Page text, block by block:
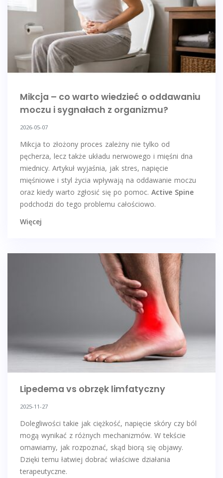
Mikcja – co warto wiedzieć o oddawaniu
moczu i sygnałach z organizmu?
2026-05-07
Mikcja to złożony proces zależny nie tylko od
pęcherza, lecz także układu nerwowego i mięśni dna
miednicy. Artykuł wyjaśnia, jak stres, napięcie
mięśniowe i styl życia wpływają na oddawanie moczu
oraz kiedy warto zgłosić się po pomoc. Active Spine
podchodzi do tego problemu całościowo.
Więcej
Lipedema vs obrzęk limfatyczny
2025-11-27
Dolegliwości takie jak ciężkość, napięcie skóry czy ból
mogą wynikać z różnych mechanizmów. W tekście
omawiamy, jak rozpoznać, skąd biorą się objawy.
Dzięki temu łatwiej dobrać właściwe działania
terapeutyczne.